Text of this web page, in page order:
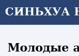
СИНЬХУА
Молодые